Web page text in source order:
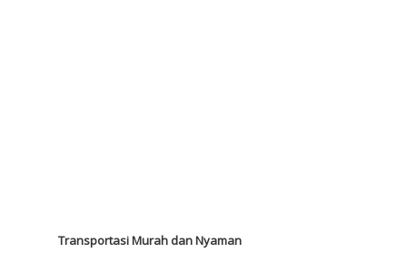
Transportasi Murah dan Nyaman